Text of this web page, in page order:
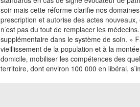
soir mais cette réforme clarifie nos
prescription et autorise des actes
n’est pas du tout de remplacer les
supplémentaire dans le système de soin. »
vieillissement de la population et à la
domicile, mobiliser les compétences des
territoire, dont environ 100 000 en libéral,